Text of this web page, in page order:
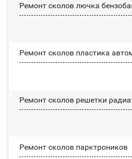
Ремонт сколов лючка
Ремонт сколов пластика
Ремонт сколов решетки
Ремонт сколов парктроников